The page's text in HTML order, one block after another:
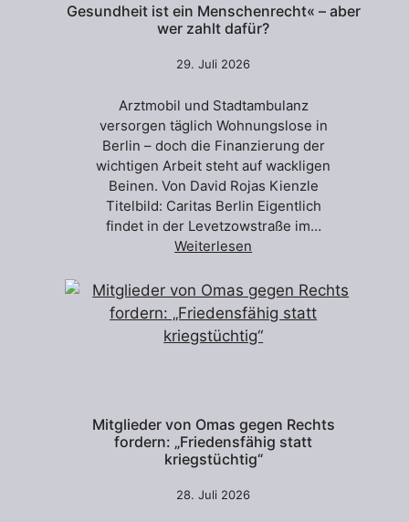
Gesundheit ist ein Menschenrecht« – aber
wer zahlt dafür?
29. Juli 2026
Arztmobil und Stadtambulanz
versorgen täglich Wohnungslose in
Berlin – doch die Finanzierung der
wichtigen Arbeit steht auf wackligen
Beinen. Von David Rojas Kienzle
Titelbild: Caritas Berlin Eigentlich
findet in der Levetzowstraße im…
Weiterlesen
Mitglieder von Omas gegen Rechts
fordern: „Friedensfähig statt
kriegstüchtig“
28. Juli 2026